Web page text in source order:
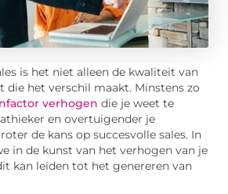
is het niet alleen de kwaliteit van
die het verschil maakt. Minstens zo
verhogen die je weet te
en overtuigender je
de kans op succesvolle sales. In
in de kunst van het verhogen van je
kan leiden tot het genereren van